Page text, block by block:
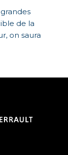
de la
on saura